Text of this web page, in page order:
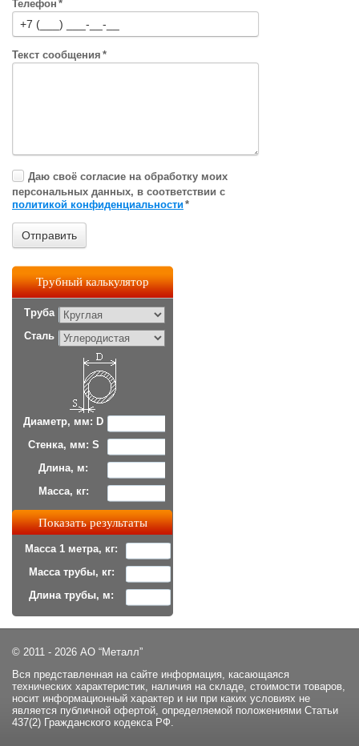
Телефон *
Текст сообщения *
Даю своё согласие на обработку моих
персональных данных, в соответствии с
политикой конфиденциальности*
Трубный калькулятор
Труба
Сталь
Диаметр, мм: D
Стенка, мм: S
Длина, м:
Масса, кг:
Масса 1 метра, кг:
Масса трубы, кг:
Длина трубы, м:
© 2011 - 2026 АО “Металл”
Вся представленная на сайте информация, касающаяся
технических характеристик, наличия на складе, стоимости товаров,
носит информационный характер и ни при каких условиях не
является публичной офертой, определяемой положениями Статьи
437(2) Гражданского кодекса РФ.